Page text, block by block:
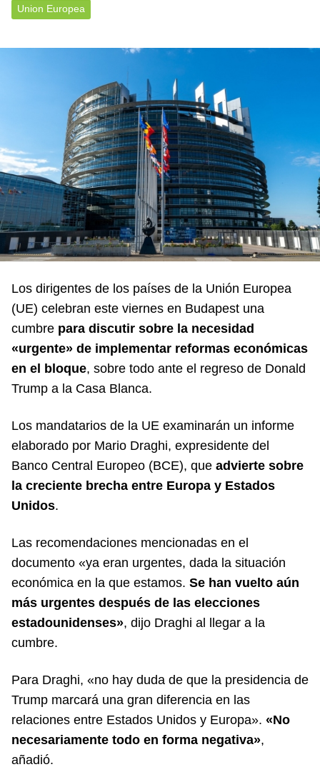
Union Europea
Los dirigentes de los países de la Unión Europea
(UE) celebran este viernes en Budapest una
cumbre para discutir sobre la necesidad
«urgente» de implementar reformas económicas
en el bloque, sobre todo ante el regreso de Donald
Trump a la Casa Blanca.
Los mandatarios de la UE examinarán un informe
elaborado por Mario Draghi, expresidente del
Banco Central Europeo (BCE), que advierte sobre
la creciente brecha entre Europa y Estados
Unidos.
Las recomendaciones mencionadas en el
documento «ya eran urgentes, dada la situación
económica en la que estamos. Se han vuelto aún
más urgentes después de las elecciones
estadounidenses», dijo Draghi al llegar a la
cumbre.
Para Draghi, «no hay duda de que la presidencia de
Trump marcará una gran diferencia en las
relaciones entre Estados Unidos y Europa». «No
necesariamente todo en forma negativa»,
añadió.